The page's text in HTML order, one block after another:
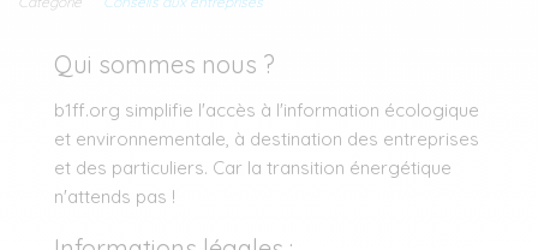
Qui sommes nous ?
b1ff.org simplifie l'accès à l'information écologique
et environnementale, à destination des entreprises
et des particuliers. Car la transition énergétique
n'attends pas !